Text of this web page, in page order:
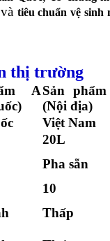
tiêu chuẩn vệ sinh
thị trường
ASản
(Nội địa)
Việt Nam
20L
Pha sẵn
10
Thấp